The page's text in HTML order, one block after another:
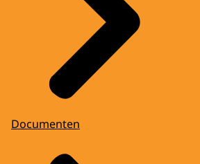
Documenten